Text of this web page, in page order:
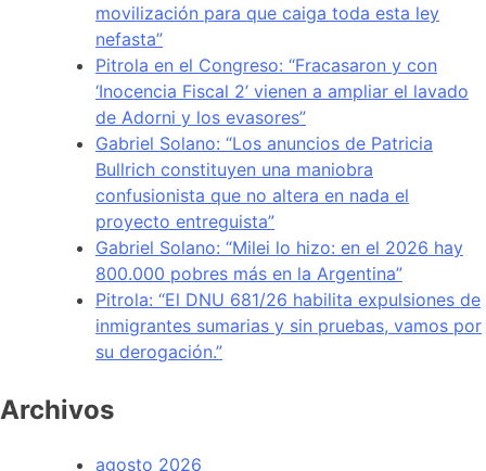
movilización para que caiga toda esta ley
nefasta”
Pitrola en el Congreso: “Fracasaron y con
‘Inocencia Fiscal 2’ vienen a ampliar el lavado
de Adorni y los evasores”
Gabriel Solano: “Los anuncios de Patricia
Bullrich constituyen una maniobra
confusionista que no altera en nada el
proyecto entreguista”
Gabriel Solano: “Milei lo hizo: en el 2026 hay
800.000 pobres más en la Argentina”
Pitrola: “El DNU 681/26 habilita expulsiones de
inmigrantes sumarias y sin pruebas, vamos por
su derogación.”
Archivos
agosto 2026